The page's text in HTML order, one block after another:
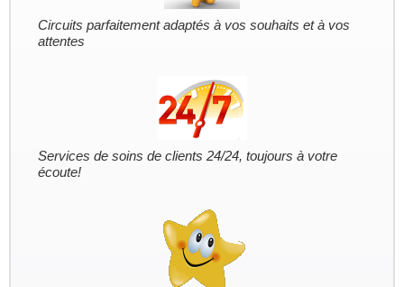
Circuits parfaitement adaptés à vos souhaits et à vos
attentes
Services de soins de clients 24/24, toujours à votre
écoute!